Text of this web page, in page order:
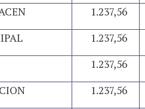
1.237,56
1.237,56
1.237,56
1.237,56